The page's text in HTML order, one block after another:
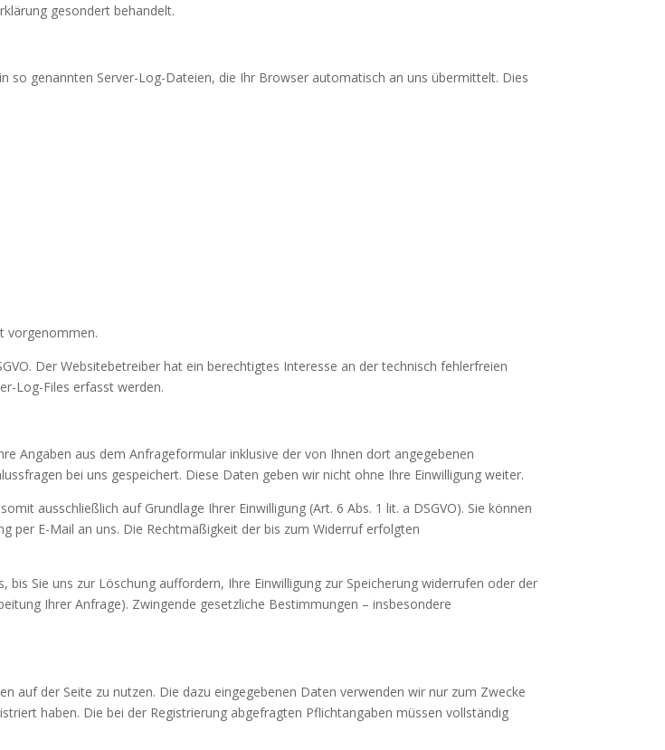
gesondert behandelt.
genannten Server-Log-Dateien, die Ihr Browser automatisch an uns übermittelt. Dies
vorgenommen.
Der Websitebetreiber hat ein berechtigtes Interesse an der technisch fehlerfreien
Log-Files erfasst werden.
Angaben aus dem Anfrageformular inklusive der von Ihnen dort angegebenen
bei uns gespeichert. Diese Daten geben wir nicht ohne Ihre Einwilligung weiter.
ausschließlich auf Grundlage Ihrer Einwilligung (Art. 6 Abs. 1 lit. a DSGVO). Sie können
per E-Mail an uns. Die Rechtmäßigkeit der bis zum Widerruf erfolgten
Sie uns zur Löschung auffordern, Ihre Einwilligung zur Speicherung widerrufen oder der
Ihrer Anfrage). Zwingende gesetzliche Bestimmungen – insbesondere
auf der Seite zu nutzen. Die dazu eingegebenen Daten verwenden wir nur zum Zwecke
haben. Die bei der Registrierung abgefragten Pflichtangaben müssen vollständig